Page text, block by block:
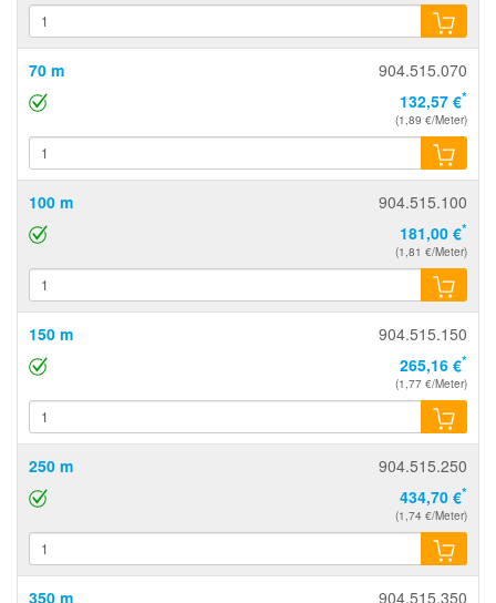
70 m
904.515.070
132,57 €*
(1,89 €/Meter)
100 m
904.515.100
181,00 €*
(1,81 €/Meter)
150 m
904.515.150
265,16 €*
(1,77 €/Meter)
250 m
904.515.250
434,70 €*
(1,74 €/Meter)
350 m
904.515.350